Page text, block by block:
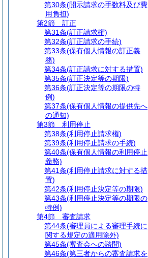
第30条(開示請求の手数料及び費
用負担)
第2節
訂正
第31条(訂正請求権)
第32条(訂正請求の手続)
第33条(保有個人情報の訂正義
務)
第34条(訂正請求に対する措置)
第35条(訂正決定等の期限)
第36条(訂正決定等の期限の特
例)
第37条(保有個人情報の提供先へ
の通知)
第3節
利用停止
第38条(利用停止請求権)
第39条(利用停止請求の手続)
第40条(保有個人情報の利用停止
義務)
第41条(利用停止請求に対する措
置)
第42条(利用停止決定等の期限)
第43条(利用停止決定等の期限の
特例)
第4節
審査請求
第44条(審理員による審理手続に
関する規定の適用除外)
第45条(審査会への諮問)
第46条(第三者からの審査請求を